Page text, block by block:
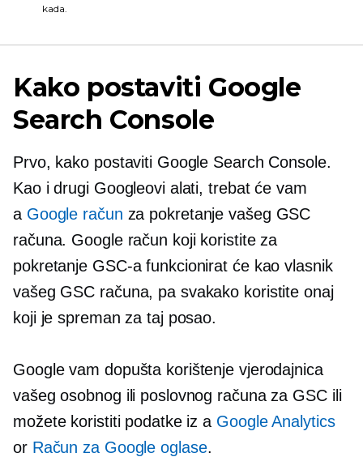
kada.
Kako postaviti Google
Search Console
Prvo, kako postaviti Google Search Console.
Kao i drugi Googleovi alati, trebat će vam
a Google račun za pokretanje vašeg GSC
računa. Google račun koji koristite za
pokretanje GSC-a funkcionirat će kao vlasnik
vašeg GSC računa, pa svakako koristite onaj
koji je spreman za taj posao.
Google vam dopušta korištenje vjerodajnica
vašeg osobnog ili poslovnog računa za GSC ili
možete koristiti podatke iz a Google Analytics
or Račun za Google oglase.